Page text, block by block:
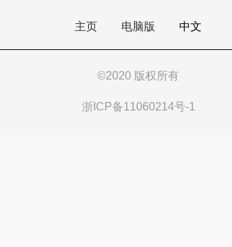
主页 电脑版 中文
©2020 版权所有
浙ICP备11060214号-1